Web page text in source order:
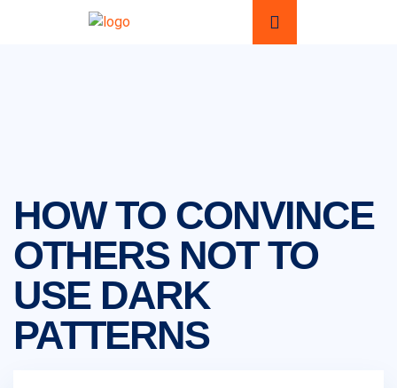
HOW TO CONVINCE
OTHERS NOT TO
USE DARK
PATTERNS